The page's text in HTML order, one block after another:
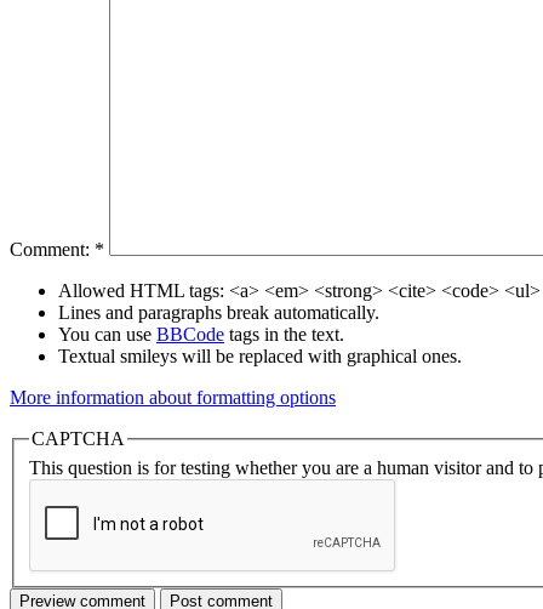
Comment: *
Allowed HTML tags: <a> <em> <strong> <cite> <code>
Lines and paragraphs break automatically.
You can use BBCode tags in the text.
Textual smileys will be replaced with graphical ones.
More information about formatting options
CAPTCHA
This question is for testing whether you are a human visitor and to